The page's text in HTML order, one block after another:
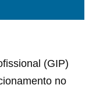
(GIP)
no